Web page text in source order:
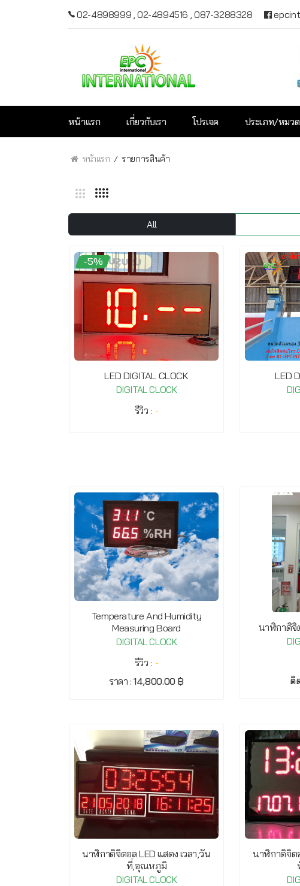
02-4898999 ,02-4894516 087-3288328
หน้าแรก เกี่ยวกับเรา โปรเจค ประเภท/หมว
หน้าแรก รายการสินค้า
All
-5%
LED DIGITAL CLOCK
DIGITAL CLOCK
รีวิว : -
LED
Temperature And Humidity
Measuring Board
DIGITAL CLOCK
รีวิว : -
ราคา :14,800.00 ฿
นาฬิกาดิจิ
ติ
นาฬิกาดิจิตอล LED แสดง เวลา,วัน
ที่,อุณหภูมิ
DIGITAL CLOCK
นาฬิกาดิจิต